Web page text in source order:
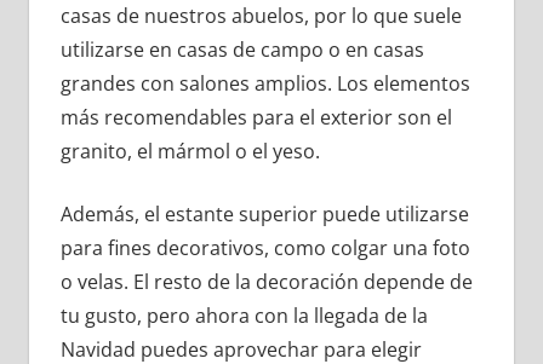
casas de nuestros abuelos, por lo que suele
utilizarse en casas de campo o en casas
grandes con salones amplios. Los elementos
más recomendables para el exterior son el
granito, el mármol o el yeso.
Además, el estante superior puede utilizarse
para fines decorativos, como colgar una foto
o velas. El resto de la decoración depende de
tu gusto, pero ahora con la llegada de la
Navidad puedes aprovechar para elegir